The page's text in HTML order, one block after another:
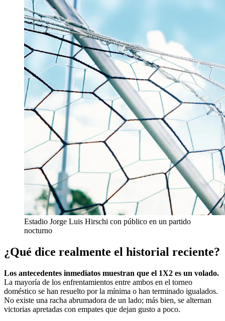
Estadio Jorge Luis Hirschi con público en un partido
nocturno
¿Qué dice realmente el historial reciente?
Los antecedentes inmediatos muestran que el 1X2 es un volado.
La mayoría de los enfrentamientos entre ambos en el torneo
doméstico se han resuelto por la mínima o han terminado igualados.
No existe una racha abrumadora de un lado; más bien, se alternan
victorias apretadas con empates que dejan gusto a poco.